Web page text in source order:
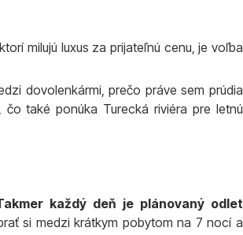
milujú luxus za prijateľnú cenu, je voľba
dovolenkármi, prečo práve sem prúdia
také ponúka Turecká riviéra pre letnú
každý deň je plánovaný odlet
si medzi krátkym pobytom na 7 nocí a